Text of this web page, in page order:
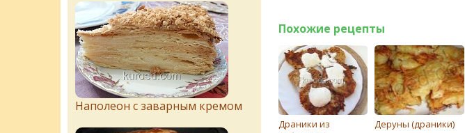
Похожие рецепты
Драники из
Деруны (драники)
Наполеон с заварным кремом